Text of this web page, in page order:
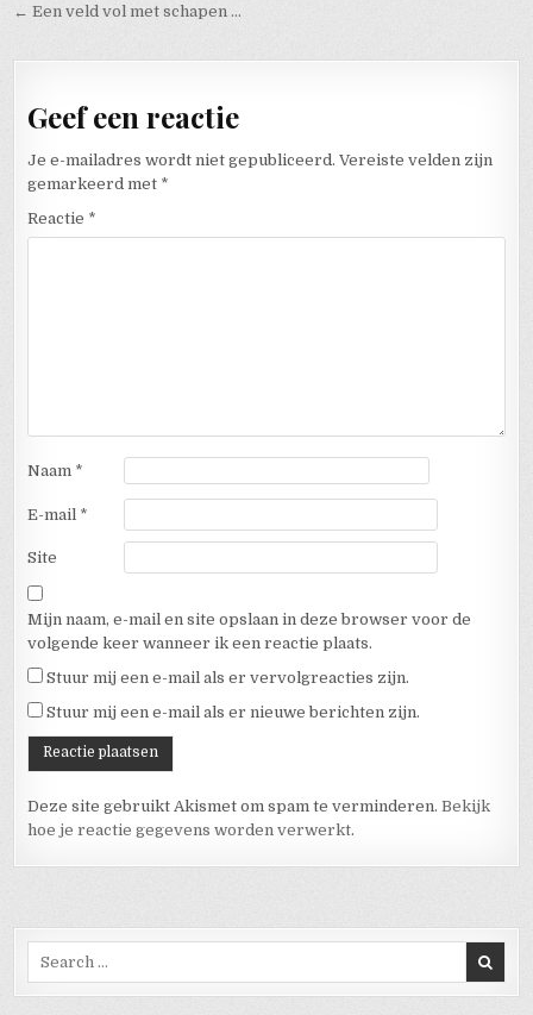
← Een veld vol met schapen …
Geef een reactie
Je e-mailadres wordt niet gepubliceerd. Vereiste velden zijn
gemarkeerd met *
Reactie *
Naam *
E-mail *
Site
Mijn naam, e-mail en site opslaan in deze browser voor de
volgende keer wanneer ik een reactie plaats.
Stuur mij een e-mail als er vervolgreacties zijn.
Stuur mij een e-mail als er nieuwe berichten zijn.
Deze site gebruikt Akismet om spam te verminderen.Bekijk
hoe je reactie gegevens worden verwerkt.
Search for: